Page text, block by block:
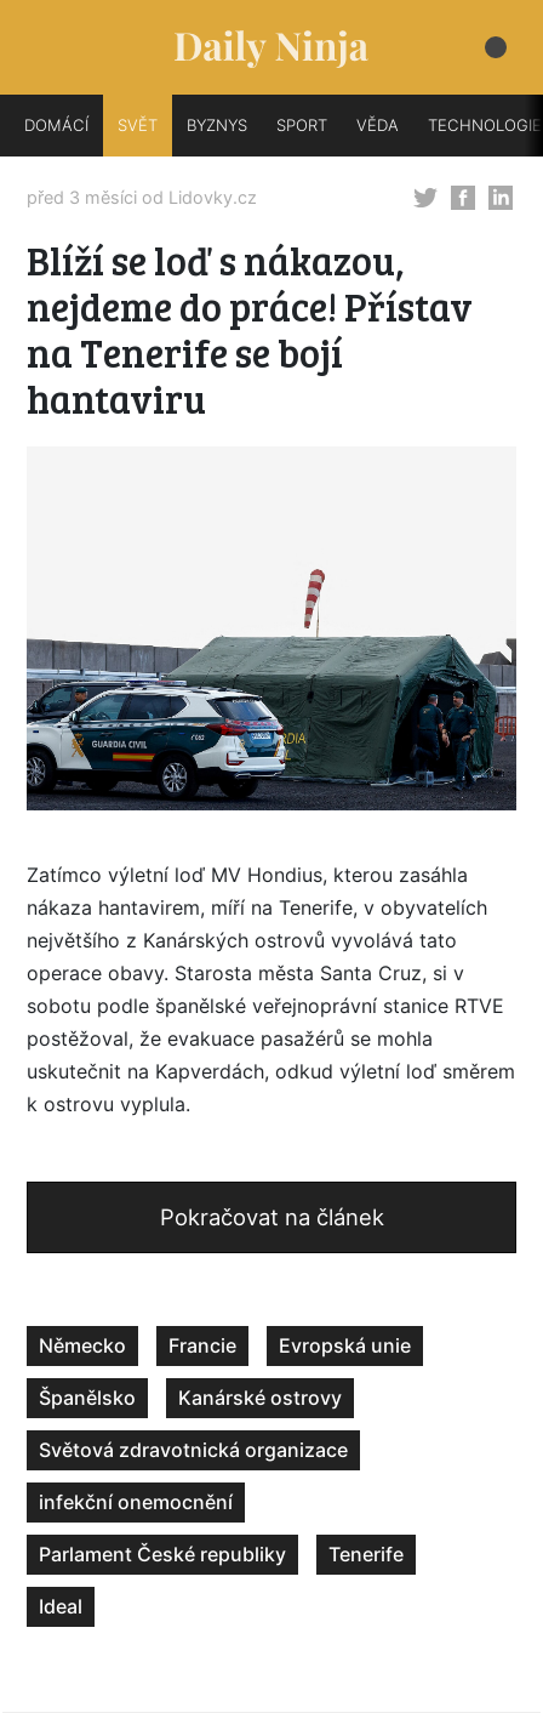
DOMÁCÍ SVĚT BYZNYS SPORT VĚDA TECHNOLOGIE
před 3 měsíci od Lidovky.cz
Blíží se loď s nákazou,
nejdeme do práce! Přístav
na Tenerife se bojí
hantaviru
Zatímco výletní loď MV Hondius, kterou zasáhla
nákaza hantavirem, míří na Tenerife, v obyvatelích
největšího z Kanárských ostrovů vyvolává tato
operace obavy. Starosta města Santa Cruz, si v
sobotu podle španělské veřejnoprávní stanice RTVE
postěžoval, že evakuace pasažérů se mohla
uskutečnit na Kapverdách, odkud výletní loď směrem
k ostrovu vyplula.
Pokračovat na článek
Německo Francie Evropská unie
Španělsko Kanárské ostrovy
Světová zdravotnická organizace
infekční onemocnění
Parlament České republiky Tenerife
Ideal